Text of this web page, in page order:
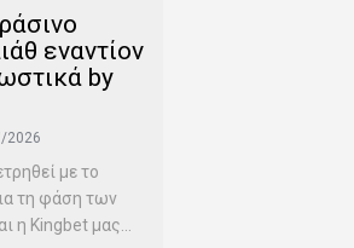
εναντίον
by
2026
με το
τη φάση των
η Kingbet μας...